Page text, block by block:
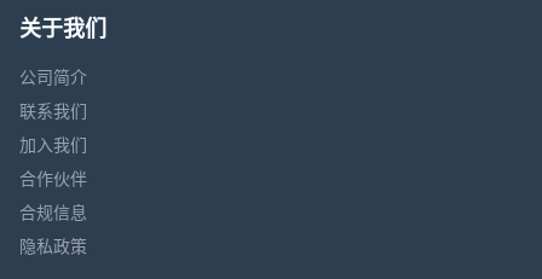
关于我们
公司简介
联系我们
加入我们
合作伙伴
合规信息
隐私政策